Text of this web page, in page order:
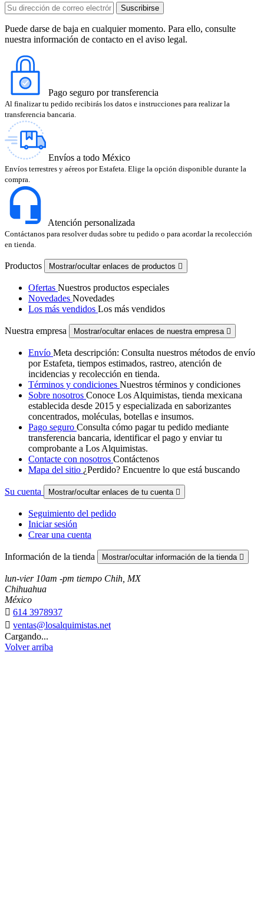
Puede darse de baja en cualquier momento. Para ello, consulte
nuestra información de contacto en el aviso legal.
Pago seguro por transferencia
Al finalizar tu pedido recibirás los datos e instrucciones para realizar la
transferencia bancaria.
Envíos a todo México
Envíos terrestres y aéreos por Estafeta. Elige la opción disponible durante la
compra.
Atención personalizada
Contáctanos para resolver dudas sobre tu pedido o para acordar la recolección
en tienda.
Productos Mostrar/ocultar enlaces de productos 
Ofertas Nuestros productos especiales
Novedades Novedades
Los más vendidos Los más vendidos
Nuestra empresa Mostrar/ocultar enlaces de nuestra empresa 
Envío Meta descripción: Consulta nuestros métodos de envío
por Estafeta, tiempos estimados, rastreo, atención de
incidencias y recolección en tienda.
Términos y condiciones Nuestros términos y condiciones
Sobre nosotros Conoce Los Alquimistas, tienda mexicana
establecida desde 2015 y especializada en saborizantes
concentrados, moléculas, botellas e insumos.
Pago seguro Consulta cómo pagar tu pedido mediante
transferencia bancaria, identificar el pago y enviar tu
comprobante a Los Alquimistas.
Contacte con nosotros Contáctenos
Mapa del sitio ¿Perdido? Encuentre lo que está buscando
Su cuenta Mostrar/ocultar enlaces de tu cuenta 
Seguimiento del pedido
Iniciar sesión
Crear una cuenta
Información de la tienda Mostrar/ocultar información de la tienda 
lun-vier 10am -pm tiempo Chih, MX
Chihuahua
México
 614 3978937
 ventas@losalquimistas.net
Cargando...
Volver arriba